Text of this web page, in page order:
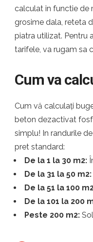
calculat in functie de
grosime dala, reteta
piatra utilizat. Pentru
tarifele, va rugam sa
Cum va
Cum vă calculați
beton dezactivat
simplu! In randurile
pret standard:
De la 1 la 30 m2:
De la 31 la 50 m2:
De la 51 la 100
De la 101 la 200
Peste 200 m2: